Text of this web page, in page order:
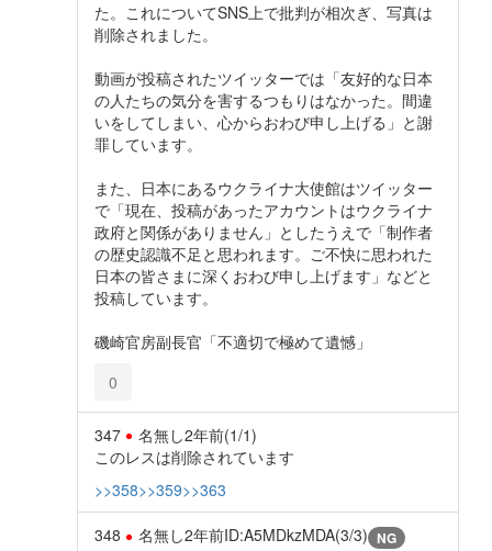
た。これについてSNS上で批判が相次ぎ、写真は
削除されました。
動画が投稿されたツイッターでは「友好的な日本
の人たちの気分を害するつもりはなかった。間違
いをしてしまい、心からおわび申し上げる」と謝
罪しています。
また、日本にあるウクライナ大使館はツイッター
で「現在、投稿があったアカウントはウクライナ
政府と関係がありません」としたうえで「制作者
の歴史認識不足と思われます。ご不快に思われた
日本の皆さまに深くおわび申し上げます」などと
投稿しています。
磯崎官房副長官「不適切で極めて遺憾」
0
347 名無し2年前(1/1)
このレスは削除されています
>>358>>359>>363
348 名無し2年前ID:A5MDkzMDA(3/3) NG